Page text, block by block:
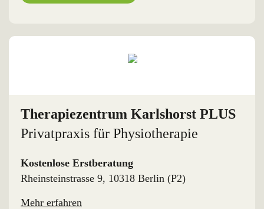
Therapiezentrum Karlshorst PLUS
Privatpraxis für Physiotherapie
Kostenlose Erstberatung
Rheinsteinstrasse 9, 10318 Berlin (P2)
Mehr erfahren